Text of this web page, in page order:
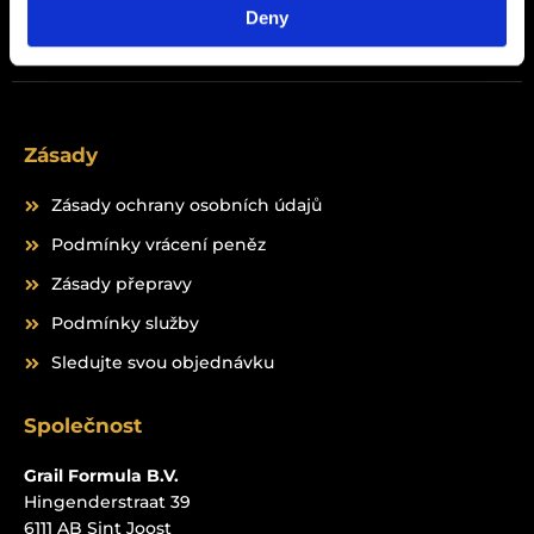
Deny
Zásady
Zásady ochrany osobních údajů
Podmínky vrácení peněz
Zásady přepravy
Podmínky služby
Sledujte svou objednávku
Společnost
Grail Formula B.V.
Hingenderstraat 39
6111 AB Sint Joost